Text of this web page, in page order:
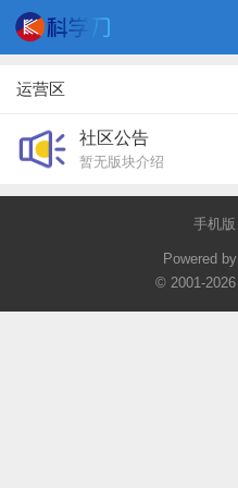
运营区
社区公告
暂无版块介绍
手机版
Powered by
© 2001-2026